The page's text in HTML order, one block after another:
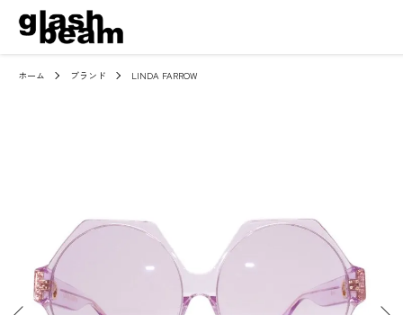
ホーム ブランド LINDA FARROW